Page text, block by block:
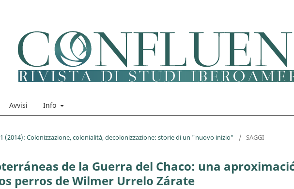
Avvisi Info
1 (2014): Colonizzazione, colonialità, decolonizzazione: storie di un "nuovo inizio" / SAGGI
de la Guerra del Chaco: una
perros de Wilmer Urrelo Zárate